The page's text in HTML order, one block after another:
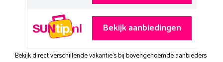
Bekijk aanbiedingen
Bekijk direct verschillende vakantie's bij bovengenoemde aanbieders